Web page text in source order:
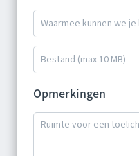
Opmerkingen